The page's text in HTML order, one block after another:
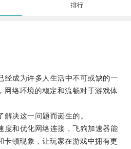
排行
成为许多人生活中不可或缺的一
网络环境的稳定和流畅对于游戏体
决这一问题而诞生的。
和优化网络连接，飞狗加速器能
卡顿现象，让玩家在游戏中拥有更